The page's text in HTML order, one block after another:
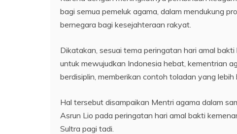
bagi semua pemeluk agama, dalam mendukung
bernegara bagi kesejahteraan rakyat.
Dikatakan, sesuai tema peringatan hari amal
untuk mewujudkan Indonesia hebat, kementrian
berdisiplin, memberikan contoh toladan yang lebih
Hal tersebut disampaikan Mentri agama dalam
Asrun Lio pada peringatan hari amal bakti
Sultra pagi tadi.